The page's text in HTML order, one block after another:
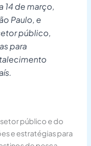
14 de março,
Paulo, e
público,
para
público e do
e estratégias para